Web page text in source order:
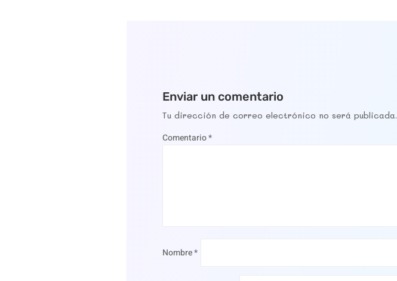
Enviar un comentario
Tu dirección de correo electrónico no será publicada.
Comentario*
Nombre*